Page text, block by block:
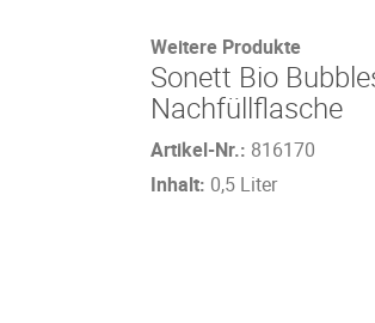
Weitere Produkte
Sonett Bio
Nachfüllflasche
Artikel-Nr.: 816170
Inhalt: 0,5 Liter